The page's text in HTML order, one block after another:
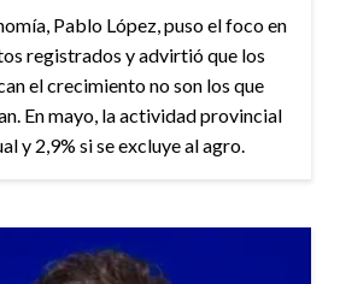
Pablo López, puso el foco en
registrados y advirtió que los
el crecimiento no son los que
En mayo, la actividad provincial
y 2,9% si se excluye al agro.